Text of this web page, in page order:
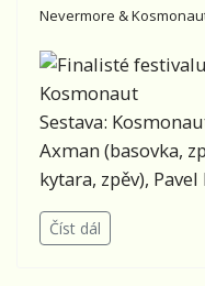
Nevermore &
Sestava:
Axman (basovka,
kytara, zpěv),
Číst dál